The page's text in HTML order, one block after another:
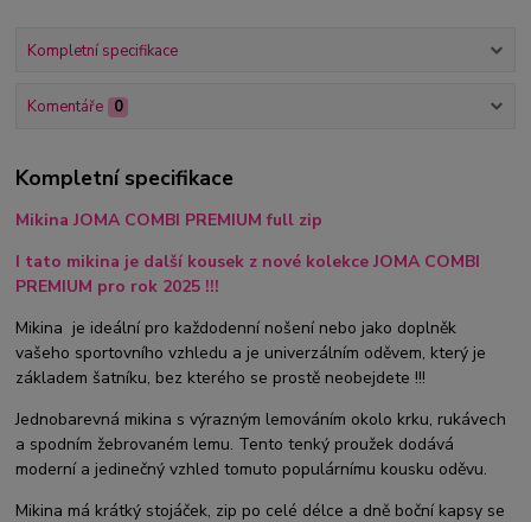
Kompletní specifikace
Komentáře 0
Kompletní specifikace
Mikina JOMA COMBI PREMIUM full zip
I tato mikina je další kousek z nové kolekce JOMA COMBI
PREMIUM pro rok 2025 !!!
Mikina je ideální pro každodenní nošení nebo jako doplněk
vašeho sportovního vzhledu a je univerzálním oděvem, který je
základem šatníku, bez kterého se prostě neobejdete !!!
Jednobarevná mikina s výrazným lemováním okolo krku, rukávech
a spodním žebrovaném lemu. Tento tenký proužek dodává
moderní a jedinečný vzhled tomuto populárnímu kousku oděvu.
Mikina má krátký stojáček, zip po celé délce a dně boční kapsy se